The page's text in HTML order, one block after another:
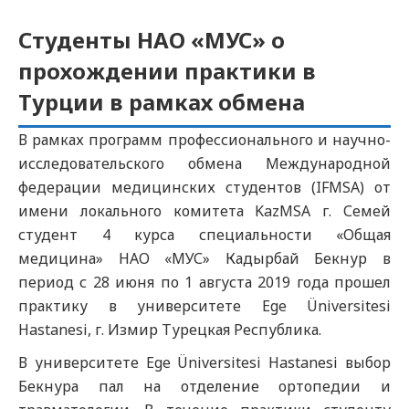
Студенты НАО «МУС» о
прохождении практики в
Турции в рамках обмена
В рамках программ профессионального и научно-
исследовательского обмена Международной
федерации медицинских студентов (IFMSA) от
имени локального комитета KazMSA г. Семей
студент 4 курса специальности «Общая
медицина» НАО «МУС» Кадырбай Бекнур в
период с 28 июня по 1 августа 2019 года прошел
практику в университете Ege Üniversitesi
Hastanesi, г. Измир Турецкая Республика.
В университете Ege Üniversitesi Hastanesi выбор
Бекнура пал на отделение ортопедии и